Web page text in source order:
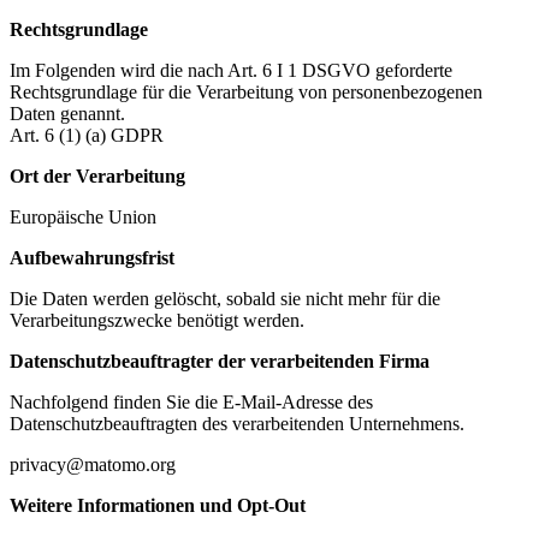
Rechtsgrundlage
Im Folgenden wird die nach Art. 6 I 1 DSGVO geforderte
Rechtsgrundlage für die Verarbeitung von personenbezogenen
Daten genannt.
Art. 6 (1) (a) GDPR
Ort der Verarbeitung
Europäische Union
Aufbewahrungsfrist
Die Daten werden gelöscht, sobald sie nicht mehr für die
Verarbeitungszwecke benötigt werden.
Datenschutzbeauftragter der verarbeitenden Firma
Nachfolgend finden Sie die E-Mail-Adresse des
Datenschutzbeauftragten des verarbeitenden Unternehmens.
privacy@matomo.org
Weitere Informationen und Opt-Out